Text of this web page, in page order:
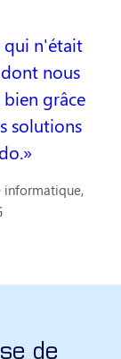
qui n'était
nous
grâce
solutions
informatique,
de